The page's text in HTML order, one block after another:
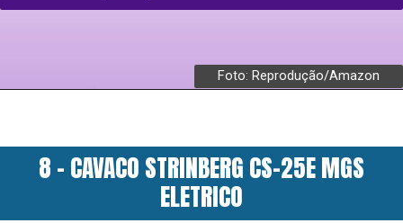
Foto: Reprodução/Amazon
8 - CAVACO STRINBERG CS-25E MGS
ELETRICO